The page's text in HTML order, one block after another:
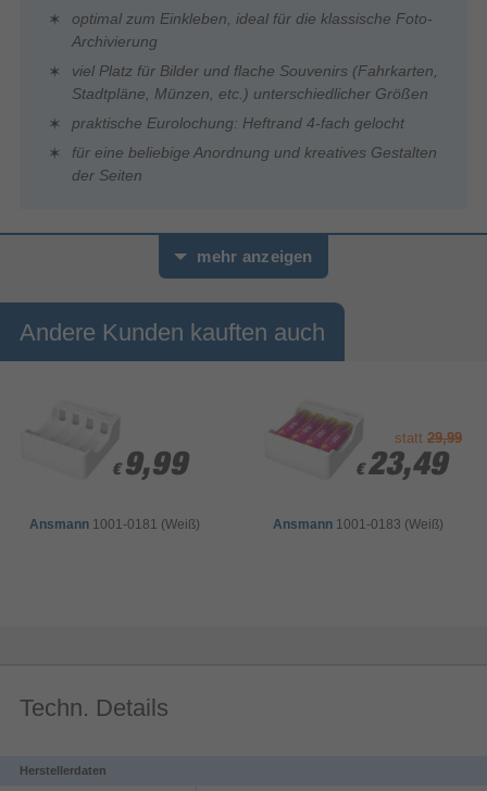
optimal zum Einkleben, ideal für die klassische Foto-
Archivierung
viel Platz für Bilder und flache Souvenirs (Fahrkarten,
Stadtpläne, Münzen, etc.) unterschiedlicher Größen
praktische Eurolochung: Heftrand 4-fach gelocht
für eine beliebige Anordnung und kreatives Gestalten
der Seiten
Stabile Kartonblätter zum kreativen Archivieren von Fotos,
Erinnerungen und Mitbringseln
FSC-Mix-Papier
FSC-Mix: Papier aus verantwortungsvollen Quellen
mehr anzeigen
Andere Kunden kauften auch
€ 9,99
€ 9,99
Ansmann 1001-0181 (Weiß)
statt29,99
€ 23,49
€ 23,49
Ansmann 1001-0183 (Weiß)
Techn. Details
Herstellerdaten